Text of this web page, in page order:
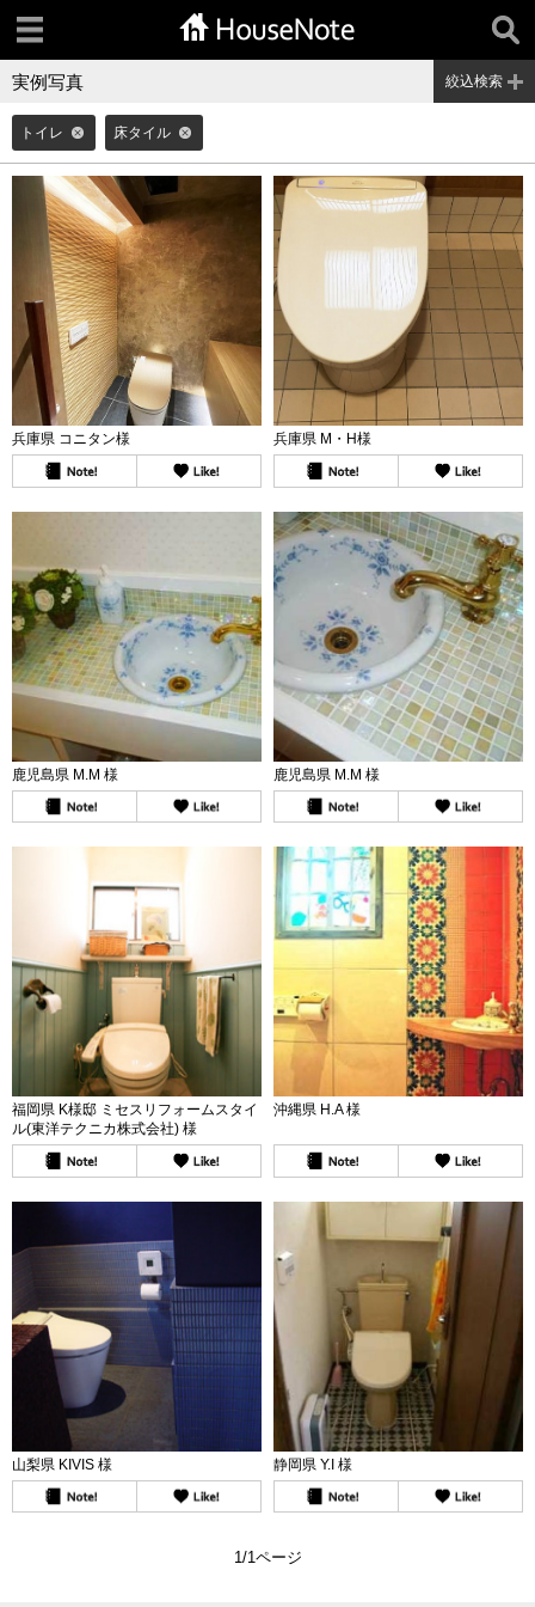
実例写真 絞込検索
トイレ 床タイル
兵庫県 コニタン様 兵庫県 M・H様
鹿児島県 M.M 様 鹿児島県 M.M 様
福岡県 K様邸 ミセスリフォームスタイ
ル(東洋テクニカ株式会社) 様
沖縄県 H.A 様
山梨県 KIVIS 様 静岡県 Y.I 様
1/1ページ